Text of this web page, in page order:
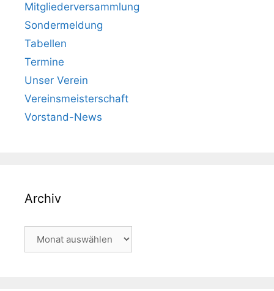
Mitgliederversammlung
Sondermeldung
Tabellen
Termine
Unser Verein
Vereinsmeisterschaft
Vorstand-News
Archiv
Archiv